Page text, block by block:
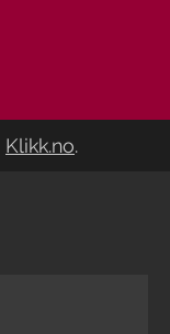
Klikk.no.